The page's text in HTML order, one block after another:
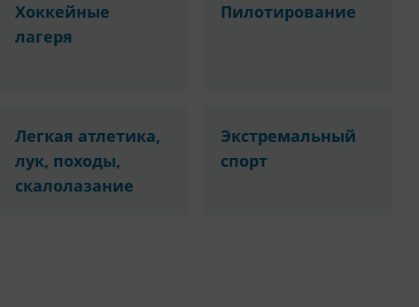
Хоккейные
лагеря
Пилотирование
Легкая атлетика,
лук, походы,
скалолазание
Экстремальный
спорт